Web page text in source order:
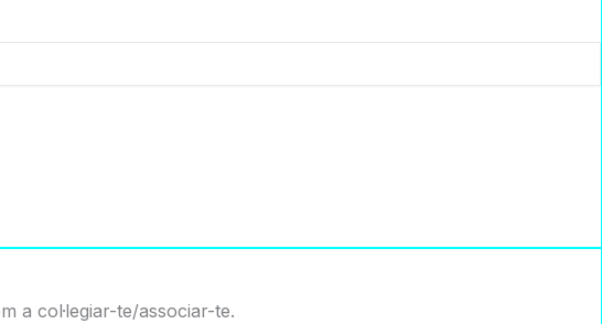
a col·legiar-te/associar-te.